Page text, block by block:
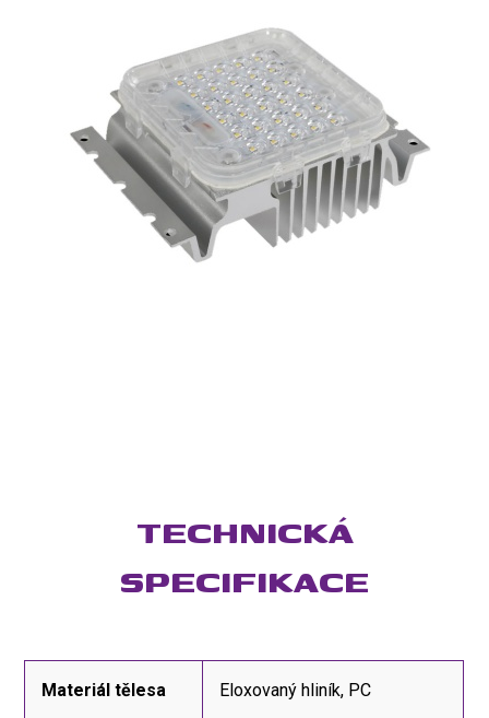
TECHNICKÁ
SPECIFIKACE
Materiál tělesa Eloxovaný hliník, PC